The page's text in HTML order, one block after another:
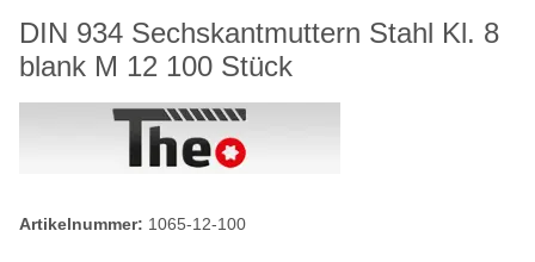
DIN 934 Sechskantmuttern Stahl Kl. 8
blank M 12 100 Stück
Artikelnummer: 1065-12-100